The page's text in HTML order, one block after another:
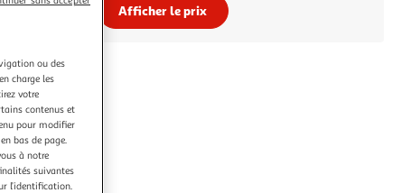
Afficher le prix
ou des
charge les
votre
contenus et
pour modifier
bas de page.
à notre
suivantes
l’identification.